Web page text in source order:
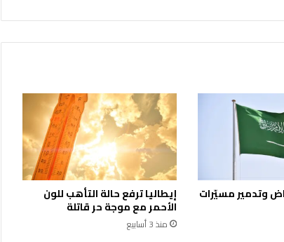
ن
ة
ص
د
ر
ل
ن
ص
وتدمير مسيّرات إيطاليا ترفع حالة التأهب للون
الأحمر مع موجة حر قاتلة
منذ 3 أسابيع